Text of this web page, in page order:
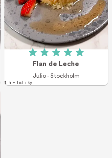
Betyg: 5 av 5 (1
Flan de Leche
Julio - Stockholm
1 h + tid i kyl